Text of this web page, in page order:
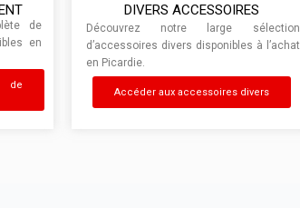
de
en
de
DIVERS ACCESSOIRES
Découvrez notre large sélection
d’accessoires divers disponibles à l’achat
en Picardie.
Accéder aux accessoires divers